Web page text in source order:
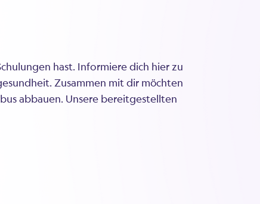
hast. Informiere dich hier zu
Zusammen mit dir möchten
abbauen. Unsere bereitgestellten